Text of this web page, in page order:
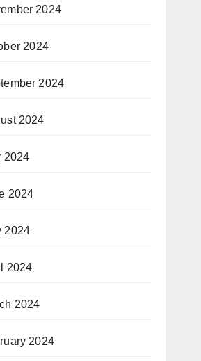
2024
2024
2024
2024
2024
2024
2024
2024
2024
2024